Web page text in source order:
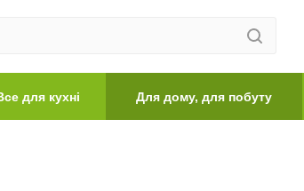
для кухні Для дому, для побуту